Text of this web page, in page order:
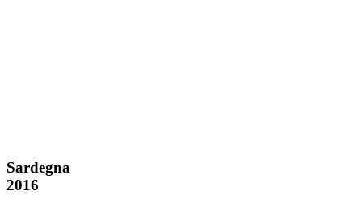
Sardegna
2016
Sardegna
2016